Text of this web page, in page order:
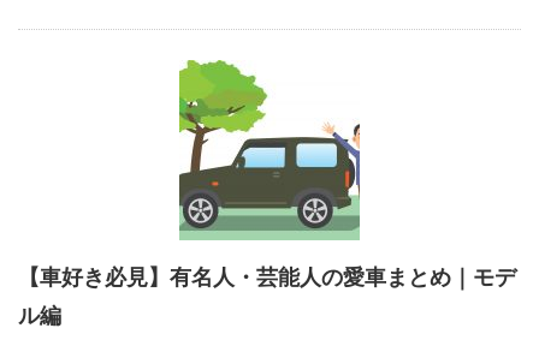
【車好き必見】有名人・芸能人の愛車まとめ｜モデ
ル編